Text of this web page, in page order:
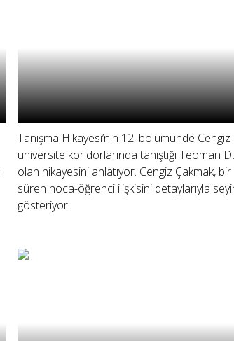
Tanışma Hikayesi’nin 12. bölümünde Cengiz
üniversite koridorlarında tanıştığı Teoman
olan hikayesini anlatıyor. Cengiz Çakmak,
süren hoca-öğrenci ilişkisini detaylarıyla
gösteriyor.